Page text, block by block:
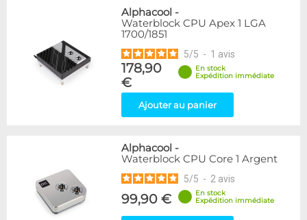
Alphacool -
Waterblock CPU Apex 1 LGA
1700/1851
5/5 - 1 avis
178,90
€
En stock
Expédition immédiate
Ajouter au panier
Alphacool -
Waterblock CPU Core 1 Argent
5/5 - 2 avis
99,90 €
En stock
Expédition immédiate